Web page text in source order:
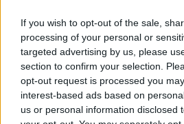
If you wish to opt-out of the sale,
processing of your personal or
targeted advertising by us, please
section to confirm your selection.
opt-out request is processed you
interest-based ads based on
us or personal information disclosed
Montana Alta Val di Cecina per i
M.mo e Montecatini Val di Cecina ha
l’assegnazione di un incentivo
Il Pacchetto Scuola è rivolto agli studenti
2014/2015, alle scuole primarie,
secondarie di secondo grado, statali e
locali) e residenti nei tre Comuni. E' un